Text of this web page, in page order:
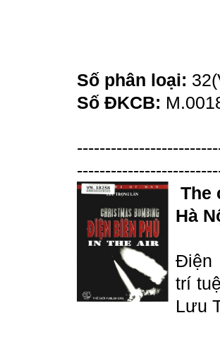
Số phân loại:
Số ĐKCB:
The
Hà
Điện
trí
Lưu